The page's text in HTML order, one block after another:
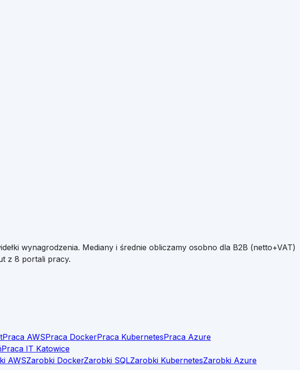
wynagrodzenia. Mediany i średnie obliczamy osobno dla B2B (netto+VAT)
z 8 portali pracy.
Praca AWSPraca DockerPraca KubernetesPraca Azure
Praca IT Katowice
AWSZarobki DockerZarobki SQLZarobki KubernetesZarobki Azure